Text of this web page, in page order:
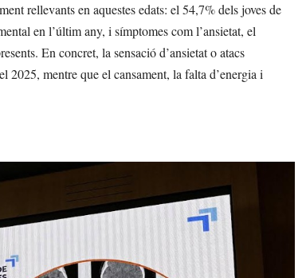
rellevants en aquestes edats: el 54,7% dels joves de
en l’últim any, i símptomes com l’ansietat, el
En concret, la sensació d’ansietat o atacs
2025, mentre que el cansament, la falta d’energia i